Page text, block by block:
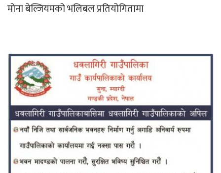
मोना बेल्जियमको भलिबल प्रतियोगितामा